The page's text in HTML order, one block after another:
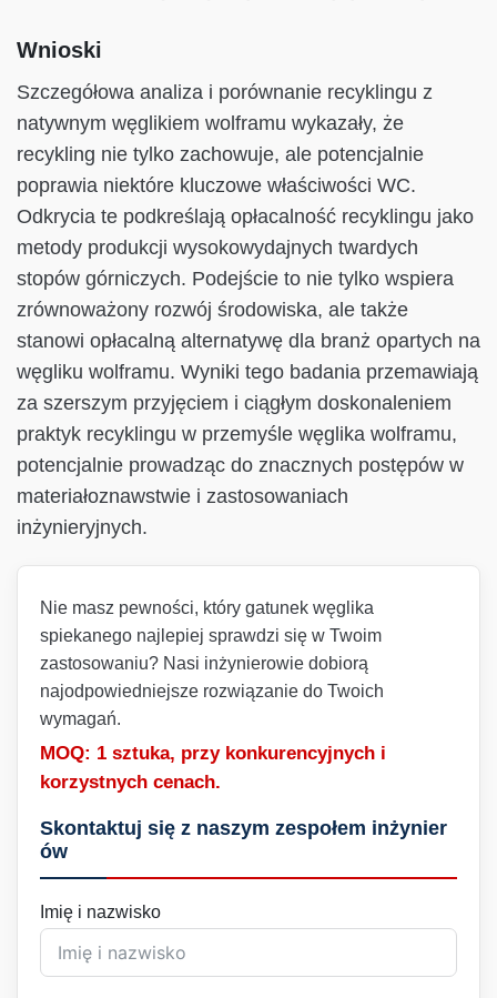
Wnioski
Szczegółowa analiza i porównanie recyklingu z
natywnym węglikiem wolframu wykazały, że
recykling nie tylko zachowuje, ale potencjalnie
poprawia niektóre kluczowe właściwości WC.
Odkrycia te podkreślają opłacalność recyklingu jako
metody produkcji wysokowydajnych twardych
stopów górniczych. Podejście to nie tylko wspiera
zrównoważony rozwój środowiska, ale także
stanowi opłacalną alternatywę dla branż opartych na
węgliku wolframu. Wyniki tego badania przemawiają
za szerszym przyjęciem i ciągłym doskonaleniem
praktyk recyklingu w przemyśle węglika wolframu,
potencjalnie prowadząc do znacznych postępów w
materiałoznawstwie i zastosowaniach
inżynieryjnych.
Nie masz pewności, który gatunek węglika
spiekanego najlepiej sprawdzi się w Twoim
zastosowaniu? Nasi inżynierowie dobiorą
najodpowiedniejsze rozwiązanie do Twoich
wymagań.
MOQ: 1 sztuka, przy konkurencyjnych i
korzystnych cenach.
Skontaktuj się z naszym zespołem inżynier
ów
Imię i nazwisko